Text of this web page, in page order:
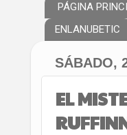
PÁGINA
ENLANUBETIC
SÁBADO,
EL